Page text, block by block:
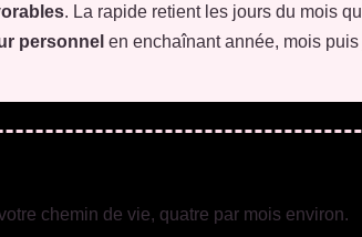
. La rapide retient les jours du mois
personnel en enchaînant année, mois
chemin de vie, quatre par mois environ.